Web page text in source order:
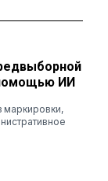
ИИ
маркировки,